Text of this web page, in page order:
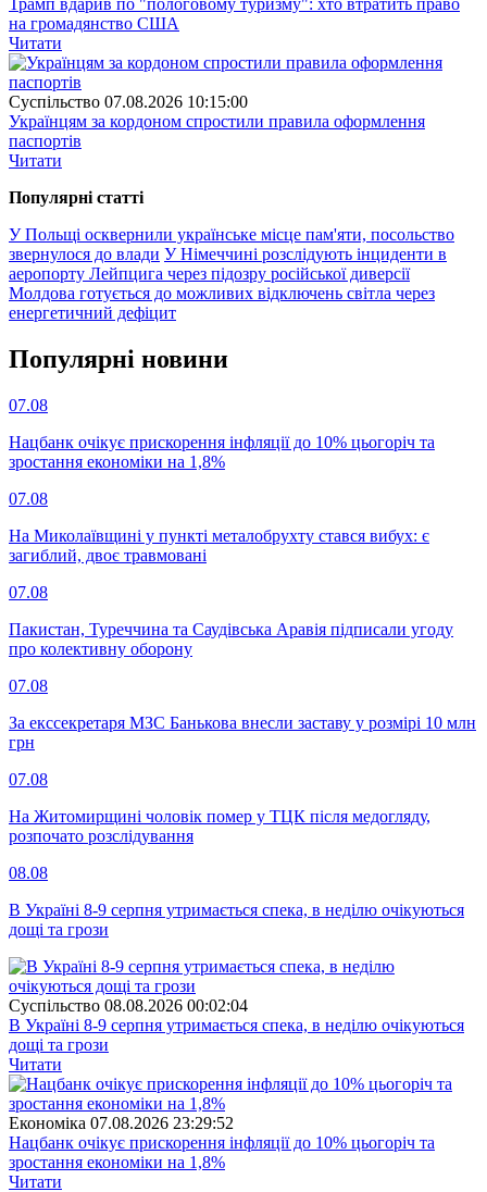
Трамп вдарив по "пологовому туризму": хто втратить право
на громадянство США
Читати
Суспiльство 07.08.2026 10:15:00
Українцям за кордоном спростили правила оформлення
паспортів
Читати
Популярнi статтi
У Польщі осквернили українське місце пам'яти, посольство
звернулося до влади У Німеччині розслідують інциденти в
аеропорту Лейпцига через підозру російської диверсії
Молдова готується до можливих відключень світла через
енергетичний дефіцит
Популярнi новини
07.08
Нацбанк очікує прискорення інфляції до 10% цьогоріч та
зростання економіки на 1,8%
07.08
На Миколаївщині у пункті металобрухту стався вибух: є
загиблий, двоє травмовані
07.08
Пакистан, Туреччина та Саудівська Аравія підписали угоду
про колективну оборону
07.08
За екссекретаря МЗС Банькова внесли заставу у розмірі 10 млн
грн
07.08
На Житомирщині чоловік помер у ТЦК після медогляду,
розпочато розслідування
08.08
В Україні 8-9 серпня утримається спека, в неділю очікуються
дощі та грози
Суспiльство 08.08.2026 00:02:04
В Україні 8-9 серпня утримається спека, в неділю очікуються
дощі та грози
Читати
Економіка 07.08.2026 23:29:52
Нацбанк очікує прискорення інфляції до 10% цьогоріч та
зростання економіки на 1,8%
Читати